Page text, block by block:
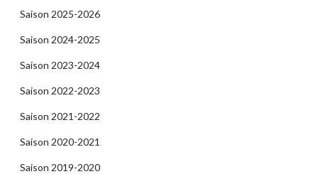
Saison 2025-2026
Saison 2024-2025
Saison 2023-2024
Saison 2022-2023
Saison 2021-2022
Saison 2020-2021
Saison 2019-2020